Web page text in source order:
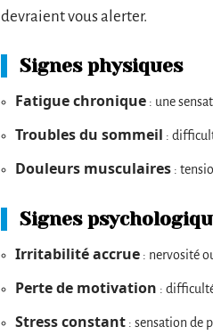
devraient vous alerter.
Signes physiques
Fatigue chronique : une
Troubles du sommeil :
Douleurs musculaires :
Signes
Irritabilité accrue : nervosité
Perte de motivation : difficulté
Stress constant : sensation de